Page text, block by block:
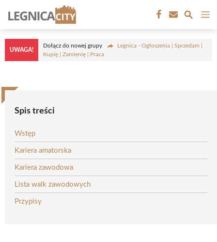
treści
UWAGA!
Dołącz do nowej grupy
Legnica - Ogłoszenia | Sprzedam |
Kupię | Zamienię | Praca
Spis treści
Wstęp
Kariera amatorska
Kariera zawodowa
Lista walk zawodowych
Przypisy